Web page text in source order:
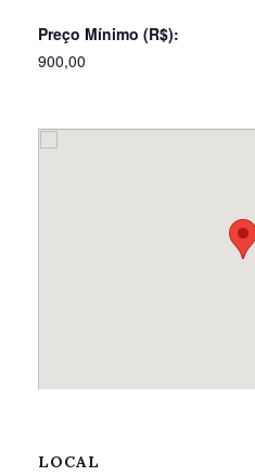
Preço Mínimo (R$):
900,00
LOCAL